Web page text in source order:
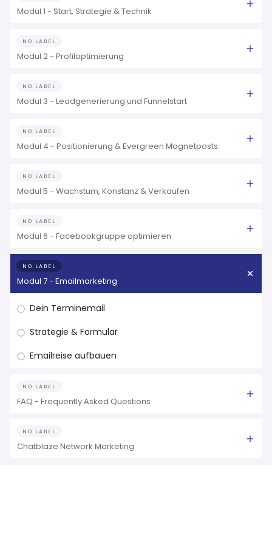
Modul 1 - Start, Strategie & Technik
NO LABEL
Modul 2 - Profiloptimierung
NO LABEL
Modul 3 - Leadgenerierung und Funnelstart
NO LABEL
Modul 4 - Positionierung & Evergreen Magnetposts
NO LABEL
Modul 5 - Wachstum, Konstanz & Verkaufen
NO LABEL
Modul 6 - Facebookgruppe optimieren
NO LABEL
Modul 7 - Emailmarketing
Dein Terminemail
Strategie & Formular
Emailreise aufbauen
NO LABEL
FAQ - Frequently Asked Questions
NO LABEL
Chatblaze Network Marketing